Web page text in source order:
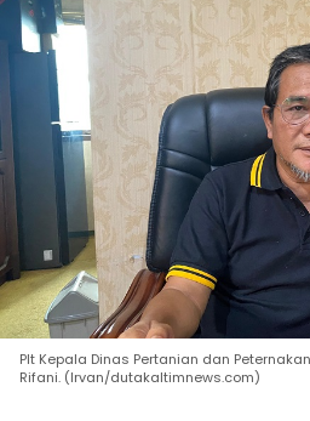
Plt Kepala Dinas Pertanian dan
Rifani. (Irvan/dutakaltimnews.com)